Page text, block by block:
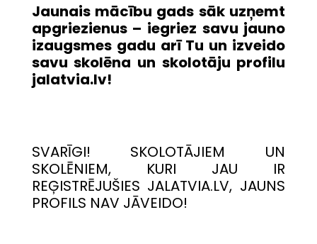
Jaunais mācību gads sāk uzņemt
apgriezienus – iegriez savu jauno
izaugsmes gadu arī Tu un izveido
savu skolēna un skolotāju profilu
jalatvia.lv!
SVARĪGI! SKOLOTĀJIEM UN
SKOLĒNIEM, KURI JAU IR
REĢISTRĒJUŠIES JALATVIA.LV, JAUNS
PROFILS NAV JĀVEIDO!